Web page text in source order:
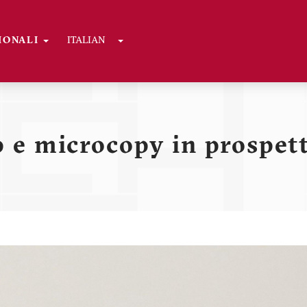
ITALIAN Toggle Dropdown
e microcopy in